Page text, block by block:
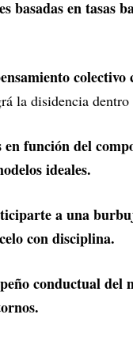
basadas en tasas
colectivo
la disidencia dentro
función del
ideales.
a una
con disciplina.
conductual del